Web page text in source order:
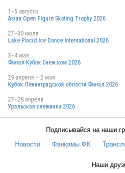
1–5 августа
Asian Open Figure Skating Trophy 2026
27–30 июля
Lake Placid Ice Dance International 2026
3–4 мая
Финал Кубок Снеж.ком 2026
29 апреля – 2 мая
Кубок Ленинградской области Финал 2026
27–28 апреля
Уральская снежинка 2026
Подписывайся на наши
Новости
Фанкамы ФК
Наши